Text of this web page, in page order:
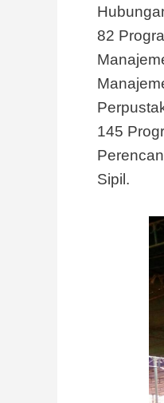
82
145
Sipil.